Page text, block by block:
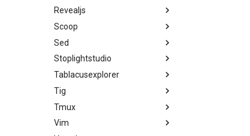
Revealjs
Scoop
Sed
Stoplightstudio
Tablacusexplorer
Tig
Tmux
Vim